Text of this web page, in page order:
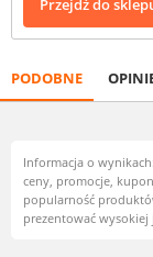
Przejdź do
PODOBNE
Informacja o
ceny, promocje,
popularność
prezentować